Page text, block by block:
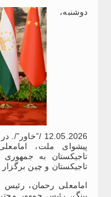
دوشنبه،
پیشوای ملت،
تاجیکستان به
تاجیکستان و چین
امامعلی رحمان،